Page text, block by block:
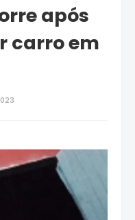
após
carro em